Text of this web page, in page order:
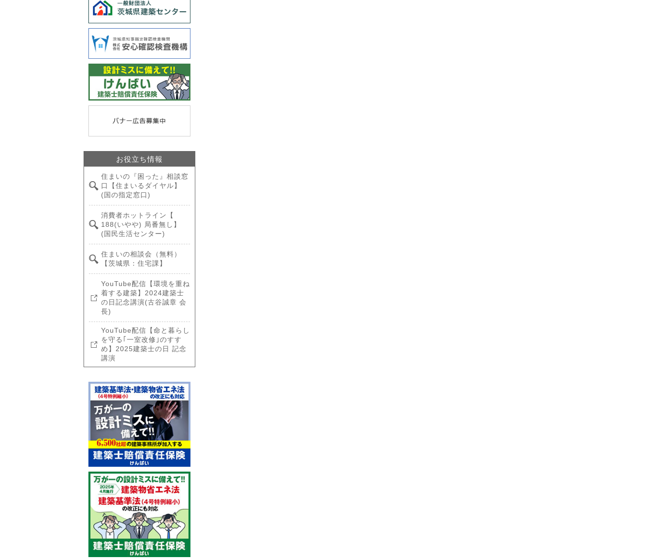
お役立ち情報
住まいの『困った』相談窓
口【住まいるダイヤル】
(国の指定窓口)
消費者ホットライン【
188(いやや) 局番無し】
(国民生活センター)
住まいの相談会（無料）
【茨城県：住宅課】
YouTube配信【環境を重ね
着する建築】2024建築士
の日記念講演(古谷誠章 会
長)
YouTube配信【命と暮らし
を守る｢一室改修｣のすす
め】2025建築士の日 記念
講演